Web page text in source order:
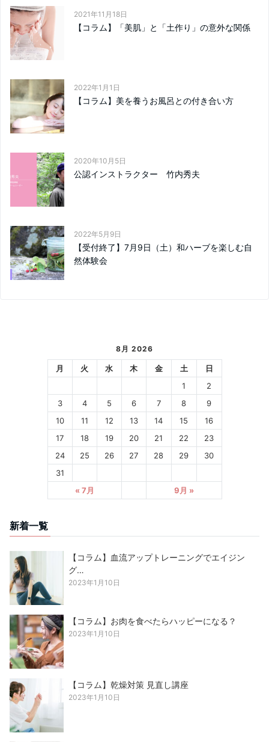
2021年11月18日
【コラム】「美肌」と「土作り」の意外な関係
2022年1月1日
【コラム】美を養うお風呂との付き合い方
2020年10月5日
公認インストラクター 竹内秀夫
2022年5月9日
【受付終了】7月9日（土）和ハーブを楽しむ自
然体験会
8月 2026
月 火 水 木 金 土
日
1
2
3
4 5 6 7 8
9
10
11 12 13 14 15
16
17
18 19 20 21 22
23
24
25 26 27 28 29
30
31
« 7月
9月 »
新着一覧
【コラム】血流アップトレーニングでエイジン
グ…
2023年1月10日
【コラム】お肉を食べたらハッピーになる？
2023年1月10日
【コラム】乾燥対策 見直し講座
2023年1月10日